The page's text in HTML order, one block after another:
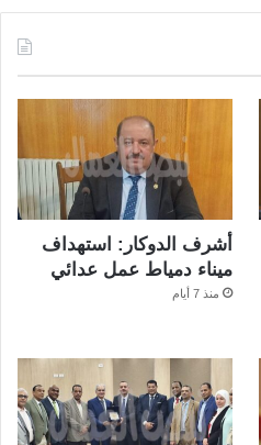
أشرف الدوكار: استهداف
ميناء دمياط عمل عدائي
منذ 7 أيام